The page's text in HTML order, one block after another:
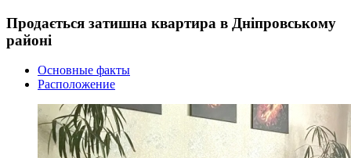
Продається затишна квартира в Дніпровському
районі
Основные факты
Расположение